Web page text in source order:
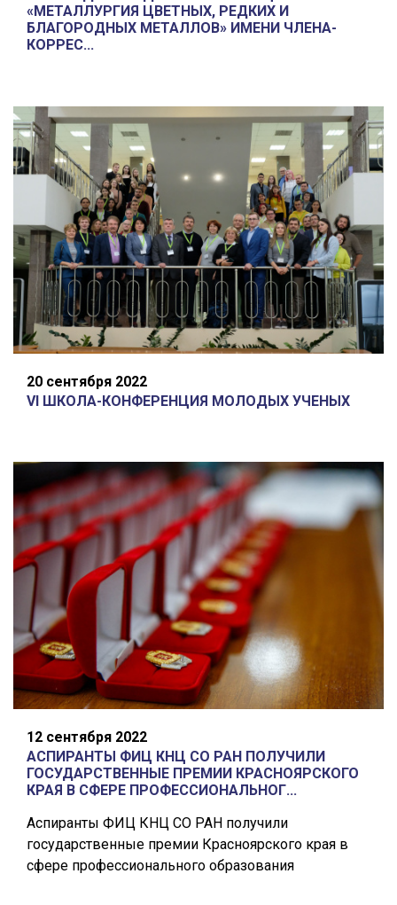
«МЕТАЛЛУРГИЯ ЦВЕТНЫХ, РЕДКИХ И
БЛАГОРОДНЫХ МЕТАЛЛОВ» ИМЕНИ ЧЛЕНА-
КОРРЕС...
20 сентября 2022
VI ШКОЛА-КОНФЕРЕНЦИЯ МОЛОДЫХ УЧЕНЫХ
12 сентября 2022
АСПИРАНТЫ ФИЦ КНЦ СО РАН ПОЛУЧИЛИ
ГОСУДАРСТВЕННЫЕ ПРЕМИИ КРАСНОЯРСКОГО
КРАЯ В СФЕРЕ ПРОФЕССИОНАЛЬНОГ...
Аспиранты ФИЦ КНЦ СО РАН получили
государственные премии Красноярского края в
сфере профессионального образования